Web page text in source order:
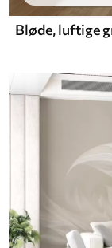
Bløde, luftige